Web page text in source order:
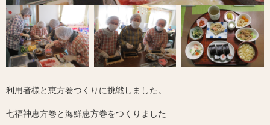
利用者様と恵方巻つくりに挑戦しました。
七福神恵方巻と海鮮恵方巻をつくりました